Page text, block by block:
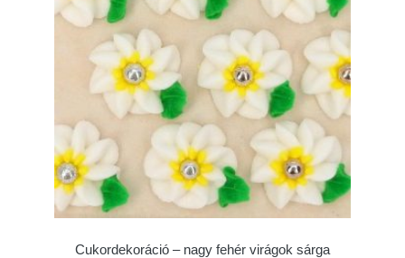
Cukordekoráció – nagy fehér virágok sárga